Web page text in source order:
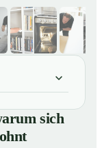
eine
sich